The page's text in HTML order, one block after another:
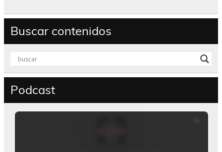
Buscar contenidos
Podcast